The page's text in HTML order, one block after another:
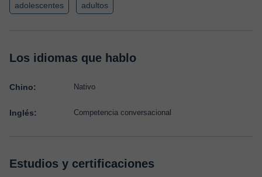
adolescentes adultos
Los idiomas que hablo
Chino: Nativo
Inglés: Competencia conversacional
Estudios y certificaciones